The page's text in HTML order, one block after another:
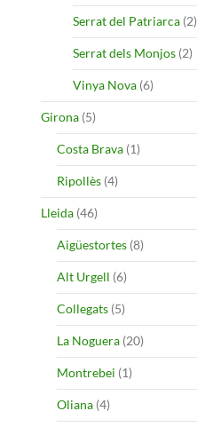
Serrat del Patriarca (2)
Serrat dels Monjos (2)
Vinya Nova (6)
Girona (5)
Costa Brava (1)
Ripollès (4)
Lleida (46)
Aigüestortes (8)
Alt Urgell (6)
Collegats (5)
La Noguera (20)
Montrebei (1)
Oliana (4)